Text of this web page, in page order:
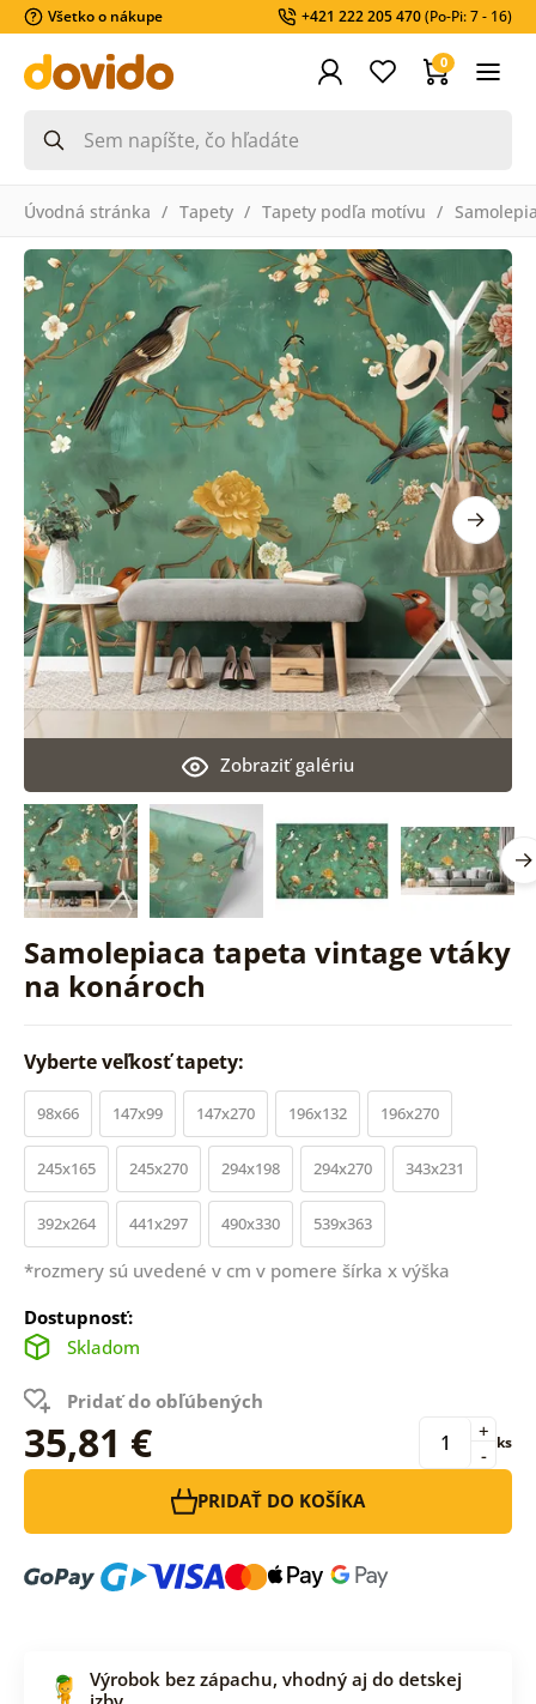
Všetko o nákupe +421 222 205 470(Po-Pi: 7 - 16)
0
Úvodná stránka Tapety Tapety podľa motívu
Samolepiaca tapeta vintage vtáky
na konároch
Zobraziť galériu
Vyberte veľkosť tapety:
98x66 147x99 147x270 196x132 196x270
245x165 245x270 294x198 294x270 343x231
392x264 441x297 490x330 539x363
*rozmery sú uvedené v cm v pomere šírka x výška
Dostupnosť:
Skladom
Pridať do obľúbených
35,81 € -
+ ks
PRIDAŤ DO KOŠÍKA
Výrobok bez zápachu, vhodný aj do detskej